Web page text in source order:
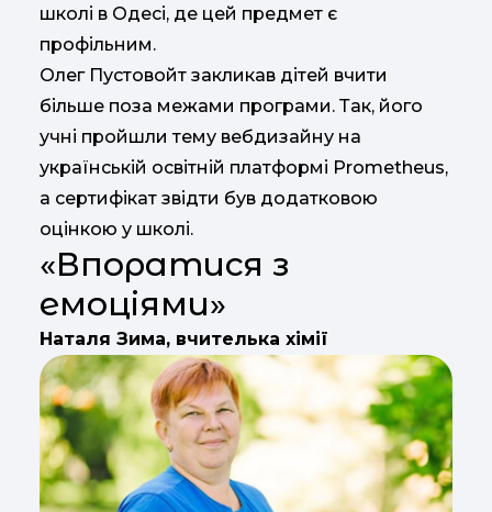
школі в Одесі, де цей предмет є
профільним.
Олег Пустовойт закликав дітей вчити
більше поза межами програми. Так, його
учні пройшли тему вебдизайну на
українській освітній платформі Prometheus,
а сертифікат звідти був додатковою
оцінкою у школі.
«Впоратися з
емоціями»
Наталя Зима, вчителька хімії